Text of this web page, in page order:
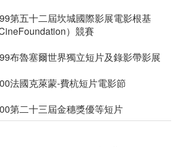
第五十二屆坎城國際影展電影根基
CineFoundation）競賽
布魯塞爾世界獨立短片及錄影帶影展
法國克萊蒙-費杭短片電影節
第二十三屆金穗獎優等短片